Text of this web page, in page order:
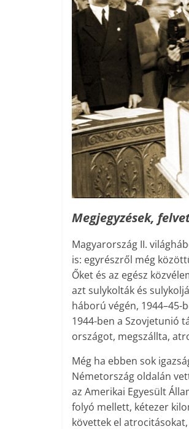
Megjegyzések,
Magyarország II.
is: egyrészről még
Őket és az egész
azt sulykolták és
háború végén,
1944-ben a Szovjetunió
országot, megszállta,
Még ha ebben sok
Németország oldalán
az Amerikai Egyesült
folyó mellett, kétezer
követtek el